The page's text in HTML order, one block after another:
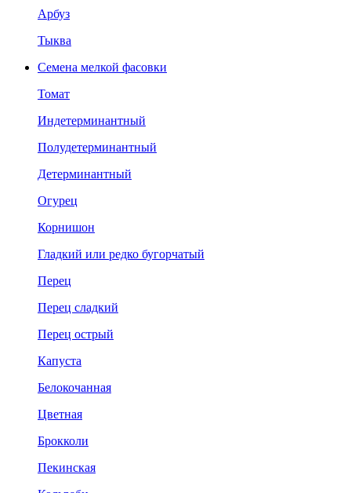
Арбуз
Тыква
Семена мелкой фасовки
Томат
Индетерминантный
Полудетерминантный
Детерминантный
Огурец
Корнишон
Гладкий или редко бугорчатый
Перец
Перец сладкий
Перец острый
Капуста
Белокочанная
Цветная
Брокколи
Пекинская